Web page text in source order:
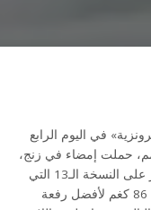
في اليوم الرابع
حملت إمضاء في زنج،
ولي لياو، وزيومي دنج، وذلك قبل إسدال الستار على النسخة الـ13 التي
تصل إلى محطتها الأخيرة غداً. في مسابقة فوق 86 كغم لأفضل رفعة